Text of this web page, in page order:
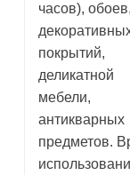
часов),
покрытий,
деликатной
мебели,
антикварных
предметов.